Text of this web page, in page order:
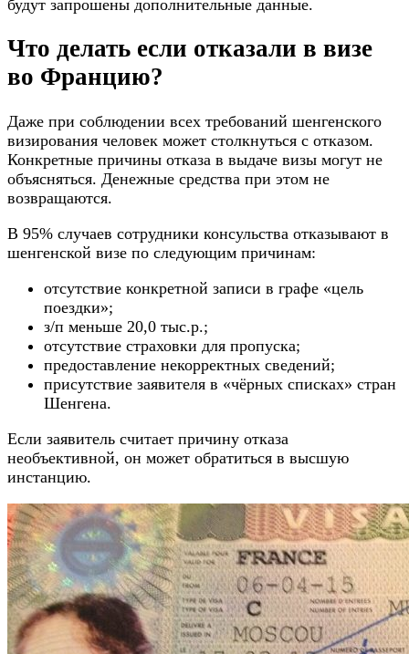
будут запрошены дополнительные данные.
Что делать если отказали в визе
во Францию?
Даже при соблюдении всех требований шенгенского
визирования человек может столкнуться с отказом.
Конкретные причины отказа в выдаче визы могут не
объясняться. Денежные средства при этом не
возвращаются.
В 95% случаев сотрудники консульства отказывают в
шенгенской визе по следующим причинам:
отсутствие конкретной записи в графе «цель
поездки»;
з/п меньше 20,0 тыс.р.;
отсутствие страховки для пропуска;
предоставление некорректных сведений;
присутствие заявителя в «чёрных списках» стран
Шенгена.
Если заявитель считает причину отказа
необъективной, он может обратиться в высшую
инстанцию.